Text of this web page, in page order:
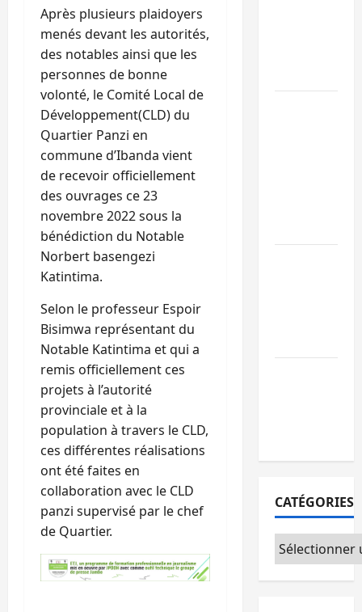
Après plusieurs plaidoyers
menés devant les autorités,
des notables ainsi que les
personnes de bonne
volonté, le Comité Local de
Développement(CLD) du
Quartier Panzi en
commune d’Ibanda vient
de recevoir officiellement
des ouvrages ce 23
novembre 2022 sous la
bénédiction du Notable
Norbert basengezi
Katintima.
Selon le professeur Espoir
Bisimwa représentant du
Notable Katintima et qui a
remis officiellement ces
projets à l’autorité
provinciale et à la
population à travers le CLD,
ces différentes réalisations
ont été faites en
collaboration avec le CLD
panzi supervisé par le chef
de Quartier.
CATÉGORIES
Catégories